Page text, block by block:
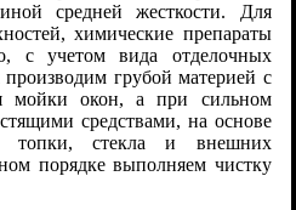
средней жесткости. Для
химические препараты
с учетом вида отделочных
производим грубой материей с
мойки окон, а при сильном
средствами, на основе
топки, стекла и внешних
порядке выполняем чистку